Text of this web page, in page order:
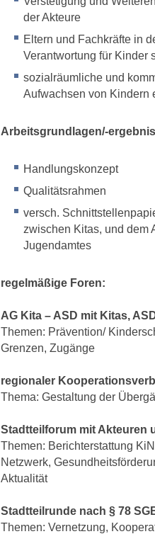
der Akteure
Eltern und Fachkräfte in
Verantwortung für Kinder
sozialräumliche und
Aufwachsen von Kindern
Arbeitsgrundlagen/-
Handlungskonzept
Qualitätsrahmen
versch.
zwischen Kitas, und dem
Jugendamtes
regelmäßige Foren:
AG Kita – ASD mit Kitas,
Themen: Prävention/
Grenzen, Zugänge
regionaler
Thema: Gestaltung der
Stadtteilforum mit Akteuren
Themen: Berichterstattung
Netzwerk,
Aktualität
Stadtteilrunde nach § 78
Themen: Vernetzung,